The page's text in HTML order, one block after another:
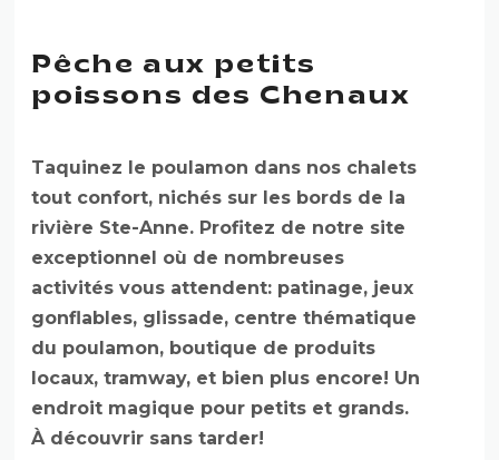
Pêche aux petits
poissons des Chenaux
Taquinez le poulamon dans nos chalets
tout confort, nichés sur les bords de la
rivière Ste-Anne. Profitez de notre site
exceptionnel où de nombreuses
activités vous attendent: patinage, jeux
gonflables, glissade, centre thématique
du poulamon, boutique de produits
locaux, tramway, et bien plus encore! Un
endroit magique pour petits et grands.
À découvrir sans tarder!